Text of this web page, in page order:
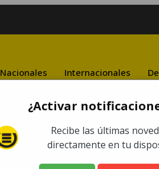
Nacionales Internacionales
¿Activar
Recibe las últimas
directamente en tu